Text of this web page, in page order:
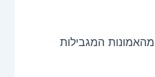
המגבילות